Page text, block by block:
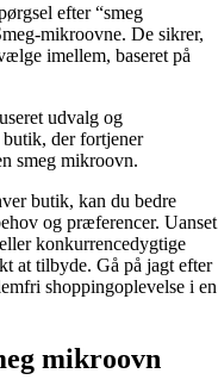
efter “smeg
mikroovne. De sikrer,
imellem, baseret på
udvalg og
der fortjener
smeg mikroovn.
butik, kan du bedre
og præferencer. Uanset
konkurrencedygtige
at tilbyde. Gå på jagt efter
shoppingoplevelse i en
mikroovn